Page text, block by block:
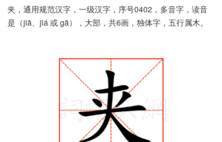
夹，通用规范汉字，一级汉字，序号0402，多音字，读音
是（jiā、jiá 或 gā），大部，共6画，独体字，五行属木。